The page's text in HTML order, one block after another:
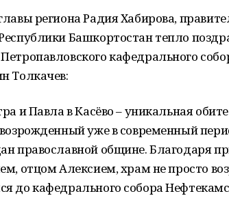
региона Радия Хабирова,
Башкортостан тепло
кафедрального
Толкачев:
и Павла в Касёво – уникальная
уже в современный
православной общине. Благодаря
отцом Алексием, храм не просто
до кафедрального собора